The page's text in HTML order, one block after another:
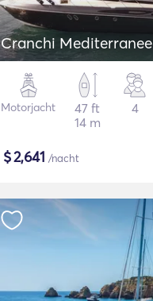
Cranchi Mediterranee
Motorjacht
47 ft
14 m
4
$2,641 /nacht